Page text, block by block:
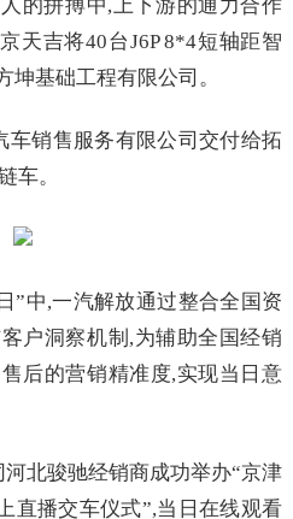
的拼搏中,上下游的通力合作
天吉将40台J6P 8*4短轴距智
坤基础工程有限公司。
车销售服务有限公司交付给拓
车。
”中,一汽解放通过整合全国资
户洞察机制,为辅助全国经销
后的营销精准度,实现当日意
北骏驰经销商成功举办“京津
直播交车仪式”,当日在线观看